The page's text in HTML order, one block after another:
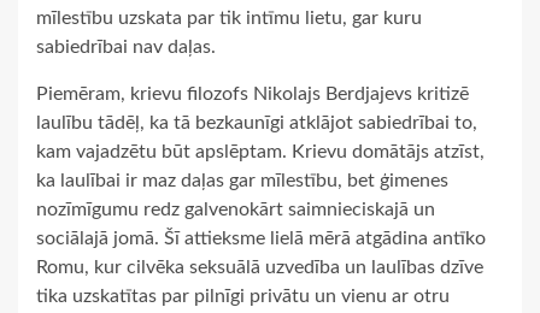
mīlestību uzskata par tik intīmu lietu, gar kuru
sabiedrībai nav daļas.
Piemēram, krievu filozofs Nikolajs Berdjajevs kritizē
laulību tādēļ, ka tā bezkaunīgi atklājot sabiedrībai to,
kam vajadzētu būt apslēptam. Krievu domātājs atzīst,
ka laulībai ir maz daļas gar mīlestību, bet ģimenes
nozīmīgumu redz galvenokārt saimnieciskajā un
sociālajā jomā. Šī attieksme lielā mērā atgādina antīko
Romu, kur cilvēka seksuālā uzvedība un laulības dzīve
tika uzskatītas par pilnīgi privātu un vienu ar otru